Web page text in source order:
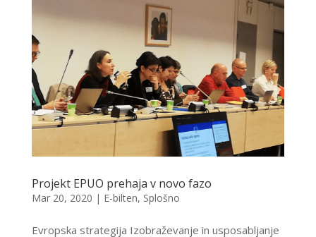
Projekt EPUO prehaja v novo fazo
Mar 20, 2020 | E-bilten, Splošno
Evropska strategija Izobraževanje in usposabljanje